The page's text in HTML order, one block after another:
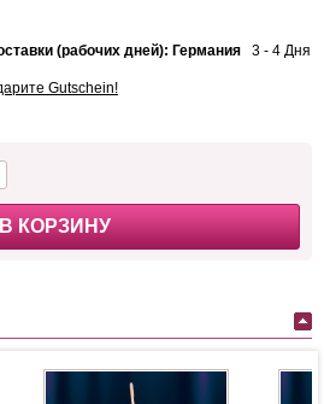
(рабочих дней): Германия 3 - 4 Дня
Gutschein!
КОРЗИНУ